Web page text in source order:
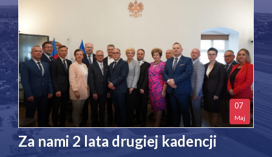
07
Maj
Za nami 2 lata drugiej kadencji